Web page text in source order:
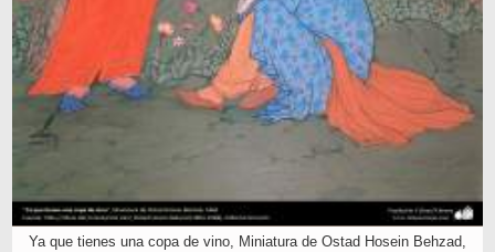
Ya que tienes una copa de vino, Miniatura de Ostad Hosein Behzad,